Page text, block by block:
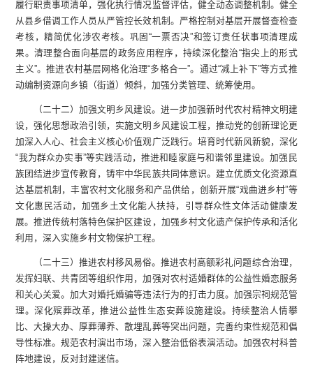
履行职责事项清单，强化执行情况监督评估，健全动态调整机制。健全
从县乡借调工作人员从严管控长效机制。严格控制对基层开展督查检查
考核，精简优化涉农考核。巩固“一票否决”和签订责任状事项清理成
果。清理整合面向基层的政务应用程序，持续深化整治“指尖上的形式
主义”。推进农村基层网格化治理“多格合一”。通过“减上补下”等方式推
动编制资源向乡镇（街道）倾斜，加强分类管理、统筹使用。
（二十二）加强文明乡风建设。进一步加强新时代农村精神文明建
设，强化思想政治引领，实施文明乡风建设工程，推动党的创新理论更
加深入人心、社会主义核心价值观广泛践行。培育时代新风新貌，深化
“我为群众办实事”等实践活动，推进和睦家庭与和谐邻里建设。加强民
族团结进步宣传教育，铸牢中华民族共同体意识。建立优质文化资源直
达基层机制，丰富农村文化服务和产品供给，创新开展“戏曲进乡村”等
文化惠民活动，加强乡土文化能人扶持，引导群众性文体活动健康发
展。推进传统村落特色保护区建设，加强乡村文化遗产保护传承和活化
利用，深入实施乡村文物保护工程。
（二十三）推进农村移风易俗。推进农村高额彩礼问题综合治理，
发挥妇联、共青团等组织作用，加强对农村适婚群体的公益性婚恋服务
和关心关爱。加大对婚托婚骗等违法行为的打击力度。加强宗祠规范管
理。深化殡葬改革，推进公益性生态安葬设施建设。持续整治人情攀
比、大操大办、厚葬薄养、散埋乱葬等突出问题，完善约束性规范和倡
导性标准。规范农村演出市场，深入整治低俗表演活动。加强农村科普
阵地建设，反对封建迷信。